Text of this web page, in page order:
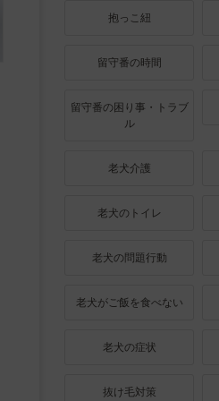
抱っこ紐
留守番の時間
留守番の困り事・トラブ
ル
老犬介護
老犬のトイレ
老犬の問題行動
老犬がご飯を食べない
老犬の症状
抜け毛対策